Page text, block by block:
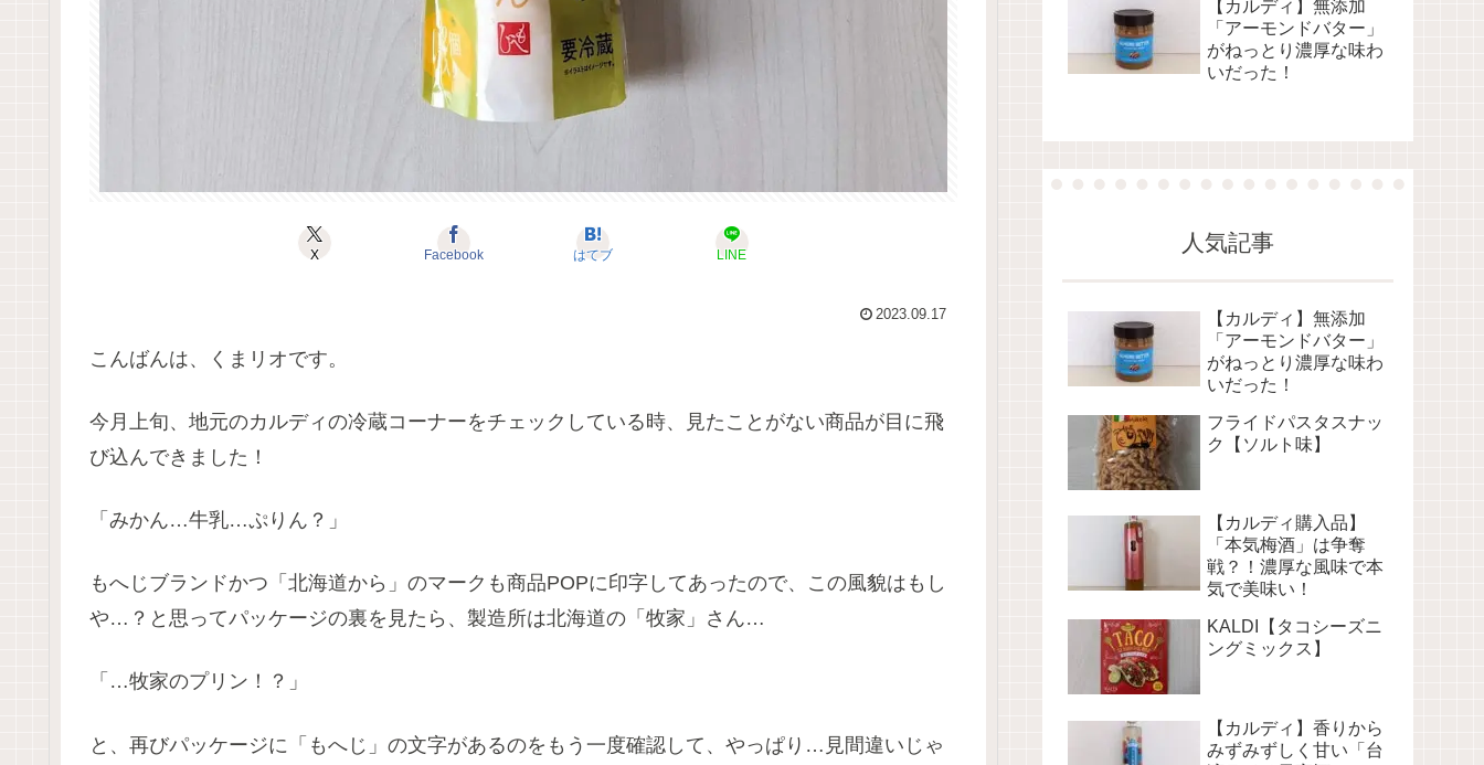
X Facebook はてブ LINE
2023.09.17
こんばんは、くまリオです。
今月上旬、地元のカルディの冷蔵コーナーをチェックしている時、見たことがない商品が目に飛
び込んできました！
「みかん…牛乳…ぷりん？」
もへじブランドかつ「北海道から」のマークも商品POPに印字してあったので、この風貌はもし
や…？と思ってパッケージの裏を見たら、製造所は北海道の「牧家」さん…
「…牧家のプリン！？」
と、再びパッケージに「もへじ」の文字があるのをもう一度確認して、やっぱり…見間違いじゃ
【カルディ】無添加
「アーモンドバター」
がねっとり濃厚な味わ
いだった！
人気記事
【カルディ】無添加
「アーモンドバター」
がねっとり濃厚な味わ
いだった！
フライドパスタスナッ
ク【ソルト味】
【カルディ購入品】
「本気梅酒」は争奪
戦？！濃厚な風味で本
気で美味い！
KALDI【タコシーズニ
ングミックス】
【カルディ】香りから
みずみずしく甘い「台